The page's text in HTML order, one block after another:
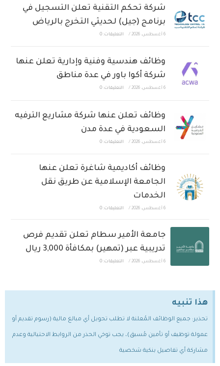
شركة تحكم التقنية تعلن التسجيل في
برنامج (جيل) لحديثي التخرج بالرياض
6 أغسطس، 2026 / التعليقات: 0
وظائف هندسية وفنية وإدارية تعلن عنها
شركة أكوا باور في عدة مناطق
6 أغسطس، 2026 / التعليقات: 0
وظائف تعلن عنها شركة مشاريع الترفيه
السعودية في عدة مدن
6 أغسطس، 2026 / التعليقات: 0
وظائف أكاديمية شاغرة تعلن عنها
الجامعة الإسلامية عن طريق نقل
الخدمات
6 أغسطس، 2026 / التعليقات: 0
جامعة الأمير سطام تعلن تقديم فرص
تدريبية عبر (تمهير) بمكافأة 3,000 ريال
6 أغسطس، 2026 / التعليقات: 0
هذا تنبيه
تحذير: جميع الوظائف المُعلنة لا تطلب تحويل أي مبالغ مالية (رسوم تقديم أو
عمولة توظيف أو تأمين مُسبق)، يجب توخي الحذر من الروابط الاحتيالية وعدم
مشاركة أي تفاصيل بنكية شخصية